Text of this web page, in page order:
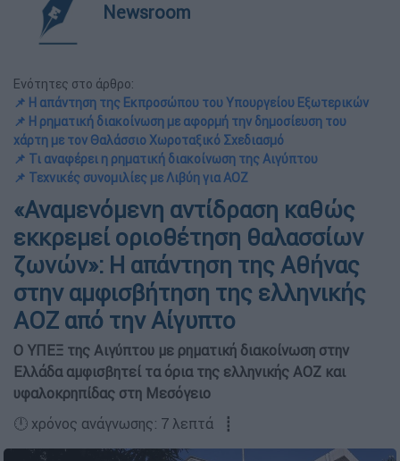
Newsroom
Ενότητες στο άρθρο:
📌 Η απάντηση της Εκπροσώπου του Υπουργείου Εξωτερικών
📌 Η ρηματική διακοίνωση με αφορμή την δημοσίευση του
χάρτη με τον Θαλάσσιο Χωροταξικό Σχεδιασμό
📌 Τι αναφέρει η ρηματική διακοίνωση της Αιγύπτου
📌 Τεχνικές συνομιλίες με Λιβύη για ΑΟΖ
«Αναμενόμενη αντίδραση καθώς
εκκρεμεί οριοθέτηση θαλασσίων
ζωνών»: Η απάντηση της Αθήνας
στην αμφισβήτηση της ελληνικής
ΑΟΖ από την Αίγυπτο
Ο ΥΠΕΞ της Αιγύπτου με ρηματική διακοίνωση στην
Ελλάδα αμφισβητεί τα όρια της ελληνικής ΑΟΖ και
υφαλοκρηπίδας στη Μεσόγειο
🕛 χρόνος ανάγνωσης: 7 λεπτά ┋